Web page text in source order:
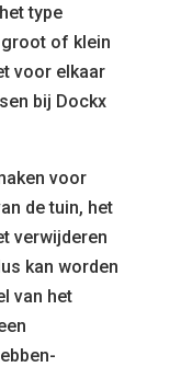
type
of klein
voor elkaar
bij Dockx
voor
de tuin, het
verwijderen
kan worden
van het